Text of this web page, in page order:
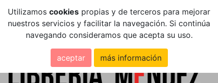
Utilizamos cookies propias y de terceros para mejorar
nuestros servicios y facilitar la navegación. Si continúa
navegando consideramos que acepta su uso.
aceptar más información